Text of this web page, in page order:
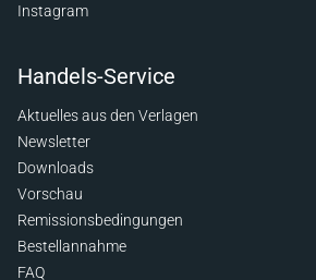
Instagram
Handels-Service
Aktuelles aus den Verlagen
Newsletter
Downloads
Vorschau
Remissionsbedingungen
Bestellannahme
FAQ